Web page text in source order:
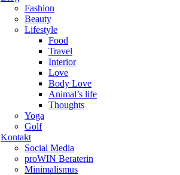
Fashion
Beauty
Lifestyle
Food
Travel
Interior
Love
Body Love
Animal’s life
Thoughts
Yoga
Golf
Kontakt
Social Media
proWIN Beraterin
Minimalismus